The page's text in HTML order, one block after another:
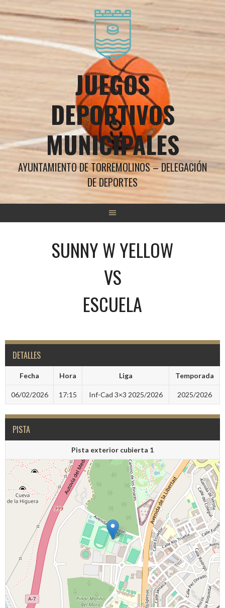
al
JUEGOS
DEPORTIVOS
MUNICIPALES
AYUNTAMIENTO DE TORREMOLINOS – DELEGACIÓN
DE DEPORTES
SUNNY W YELLOW
VS
ESCUELA
DETALLES
Fecha Hora Liga Temporada
06/02/2026 17:15 Inf-Cad 3×3 2025/2026 2025/2026
PISTA
Pista exterior cubierta 1